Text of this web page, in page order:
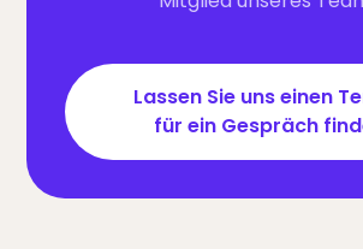
Lassen Sie uns einen
für ein Gespräch